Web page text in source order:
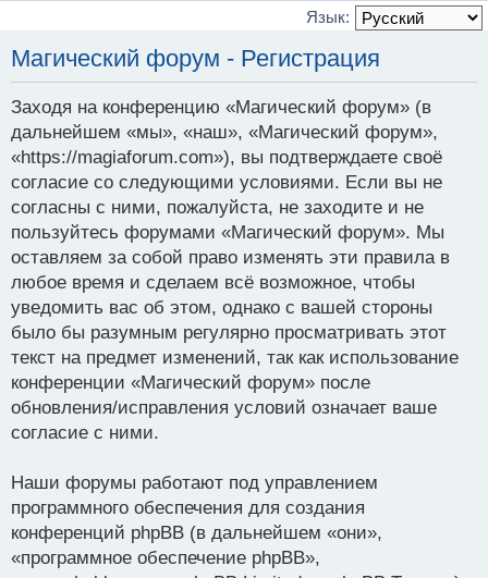
Язык:
Магический форум - Регистрация
Заходя на конференцию «Магический форум» (в
дальнейшем «мы», «наш», «Магический форум»,
«https://magiaforum.com»), вы подтверждаете своё
согласие со следующими условиями. Если вы не
согласны с ними, пожалуйста, не заходите и не
пользуйтесь форумами «Магический форум». Мы
оставляем за собой право изменять эти правила в
любое время и сделаем всё возможное, чтобы
уведомить вас об этом, однако с вашей стороны
было бы разумным регулярно просматривать этот
текст на предмет изменений, так как использование
конференции «Магический форум» после
обновления/исправления условий означает ваше
согласие с ними.
Наши форумы работают под управлением
программного обеспечения для создания
конференций phpBB (в дальнейшем «они»,
«программное обеспечение phpBB»,